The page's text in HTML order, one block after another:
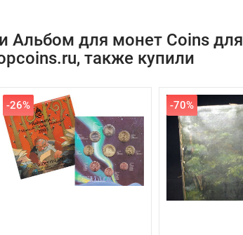
Альбом для монет Coins для
также купили
-26% -70%